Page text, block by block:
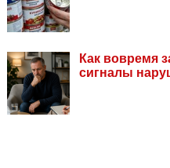
Как вовремя
сигналы